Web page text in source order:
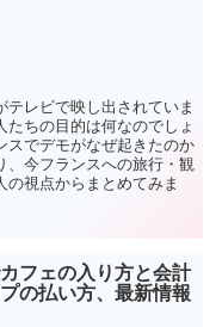
レビで映し出されていま
ちの目的は何なのでしょ
スでデモがなぜ起きたのか
、今フランスへの旅行・観
視点からまとめてみま
フェの入り方と会計
の払い方、最新情報